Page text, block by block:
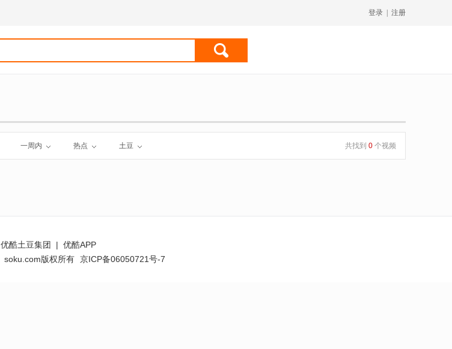
登录 注册
一周内 热点 土豆 共找到 0 个视频
优酷土豆集团 | 优酷APP
soku.com版权所有 京ICP备06050721号-7